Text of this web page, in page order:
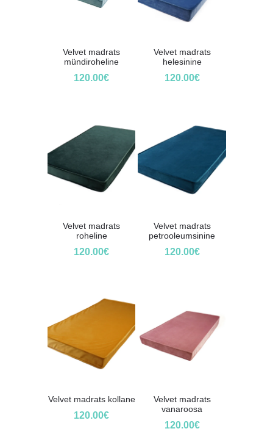
Velvet madrats
mündiroheline
120.00€
Velvet madrats
helesinine
120.00€
Velvet madrats
roheline
120.00€
Velvet madrats
petrooleumsinine
120.00€
Velvet madrats kollane
120.00€
Velvet madrats
vanaroosa
120.00€